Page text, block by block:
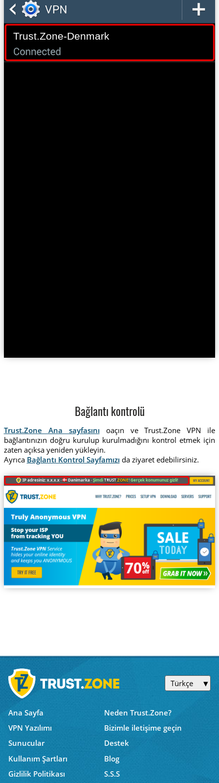
Trust.Zone-Denmark
Bağlantı kontrolü
Trust.Zone Ana sayfasını oaçın ve Trust.Zone VPN ile
bağlantınızın doğru kurulup kurulmadığını kontrol etmek için
zaten açıksa yeniden yükleyin.
Ayrıca Bağlantı Kontrol Sayfamızı da ziyaret edebilirsiniz.
IP adresiniz: x.x.x.x · Danimarka ·ŞimdiTRUST.ZONE! Gerçek konumunuz gizli!
Türkçe
Ana Sayfa
Neden Trust.Zone?
VPN Yazılımı
Bizimle iletişime geçin
Sunucular
Destek
Kullanım Şartları
Blog
Gizlilik Politikası
S.S.S